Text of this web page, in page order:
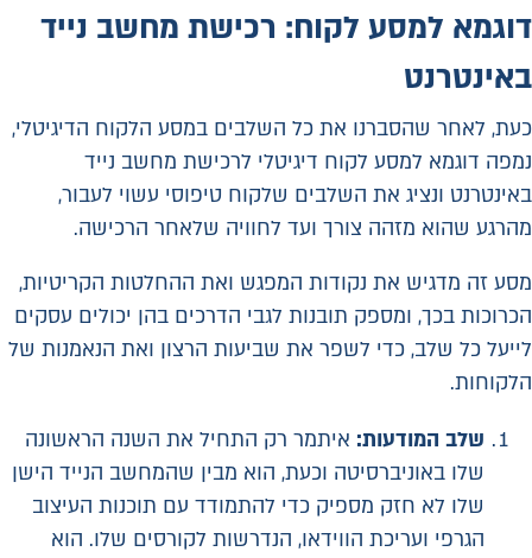
דוגמא למסע לקוח: רכישת מחשב נייד
באינטרנט
כעת, לאחר שהסברנו את כל השלבים במסע הלקוח הדיגיטלי,
נמפה דוגמא למסע לקוח דיגיטלי לרכישת מחשב נייד
באינטרנט ונציג את השלבים שלקוח טיפוסי עשוי לעבור,
מהרגע שהוא מזהה צורך ועד לחוויה שלאחר הרכישה.
מסע זה מדגיש את נקודות המפגש ואת ההחלטות הקריטיות,
הכרוכות בכך, ומספק תובנות לגבי הדרכים בהן יכולים עסקים
לייעל כל שלב, כדי לשפר את שביעות הרצון ואת הנאמנות של
הלקוחות.
שלב המודעות: איתמר רק התחיל את השנה הראשונה
שלו באוניברסיטה וכעת, הוא מבין שהמחשב הנייד הישן
שלו לא חזק מספיק כדי להתמודד עם תוכנות העיצוב
הגרפי ועריכת הווידאו, הנדרשות לקורסים שלו. הוא